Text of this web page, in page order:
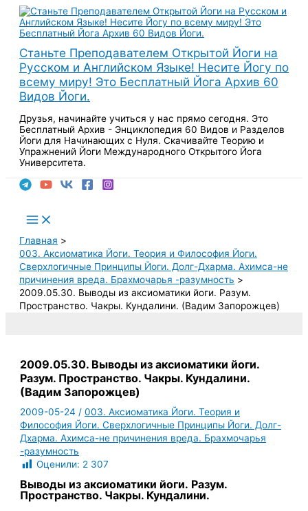
Перейти
содержимому
Станьте Преподавателем Открытой Йоги на
Русском и Английском Языке! Несите Йогу по
всему миру! Это Бесплатный Йога Архив 60
Видов Йоги.
Друзья, начинайте учиться у нас прямо сегодня. Это
Бесплатный Архив - Энциклопедия 60 Видов и Разделов
Йоги для Начинающих с Нуля. Скачивайте Теорию и
Упражнений Йоги Международного Открытого Йога
Университета.
Main
Menu
Главная
003. Аксиоматика Йоги. Теория и Философия Йоги.
Сверхлогичные Принципы Йоги. Долг-Дхарма. Ахимса-не
причинения вреда. Брахмочарья -разумность
2009.05.30. Выводы из аксиоматики йоги. Разум.
Пространство. Чакры. Кундалини. (Вадим Запорожцев)
2009.05.30. Выводы из аксиоматики йоги.
Разум. Пространство. Чакры. Кундалини.
(Вадим Запорожцев)
2009-05-24/003. Аксиоматика Йоги. Теория и
Философия Йоги. Сверхлогичные Принципы Йоги. Долг-
Дхарма. Ахимса-не причинения вреда. Брахмочарья
-разумность
Оценили: 2 307
Выводы из аксиоматики йоги. Разум.
Пространство. Чакры. Кундалини.